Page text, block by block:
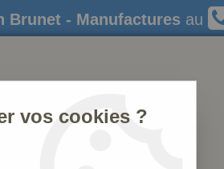
Brunet - Manufactures au
vos cookies ?